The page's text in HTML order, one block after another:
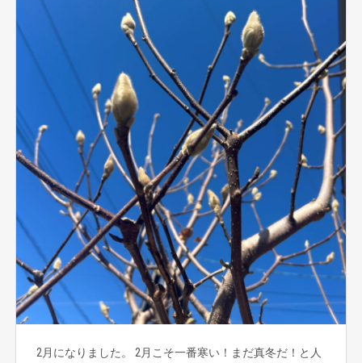
2月になりました。 2月こそ一番寒い！まだ真冬だ！と人